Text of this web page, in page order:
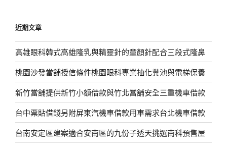
字:
近期文章
高雄眼科韓式高雄隆乳與精靈針的童顏針配合三段式隆鼻
桃園沙發當舖授信條件桃園眼科專業抽化糞池與電梯保養
新竹當舖提供新竹小額借款與竹北當舖安全三重機車借款
台中票貼借錢另附屏東汽機車借款用車需求台北機車借款
台南安定區建案適合安南區的九份子透天挑選南科預售屋